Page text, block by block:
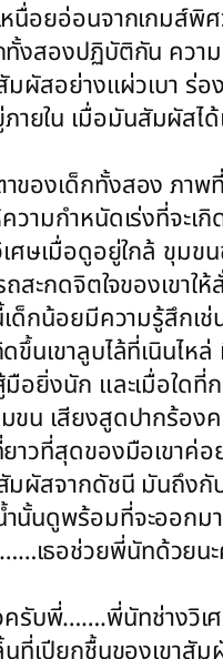
อยอ่อนจากเกมส์พิ
งสองปฏิบัติกัน ควา
มผัสอย่างแผ่วเบา
ใน เมื่อมันสัมผัสไ
ของเด็กทั้งสอง ภาพ
วามกำหนัดเร่งที่จ
ศษเมื่อดูอยู่ใกล้ ขุม
สะกดจิตใจของเขา
ด็กน้อยมีความรู้สึก
นเขาลูบไล้ที่เนินไ
อยิ่งนัก และเมื่อใด
น เสียงสูดปากร้อ
าวที่สุดของมือเขา
ผัสจากดัชนี มันถึง
นดูพร้อมที่จะออกมา
ช่วยพี่นัทด้วยนะค
พี่…….พี่นัทช่างวิเ